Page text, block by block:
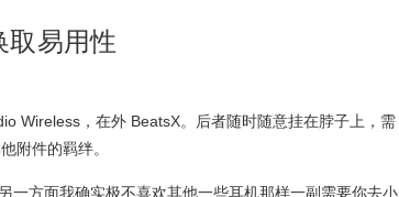
取易用性
Wireless，在外 BeatsX。后者随时随意挂在脖子上，需
附件的羁绊。
一方面我确实极不喜欢其他一些耳机那样一副需要你去小